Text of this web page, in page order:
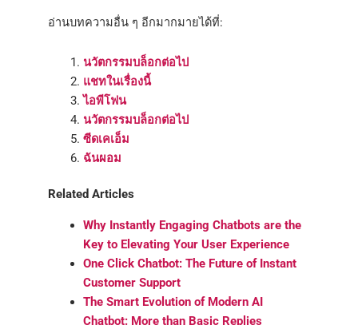
อ่านบทความอื่น ๆ อีกมากมายได้ที่:
นวัตกรรมบล็อกต่อไป
แชทในเรื่องนี้
ไอพีโฟน
นวัตกรรมบล็อกต่อไป
ซีดเคเอ็ม
ฉันผอม
Related Articles
Why Instantly Engaging Chatbots are the
Key to Elevating Your User Experience
One Click Chatbot: The Future of Instant
Customer Support
The Smart Evolution of Modern AI
Chatbot: More than Basic Replies